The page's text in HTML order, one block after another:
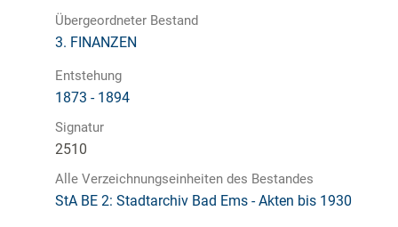
Übergeordneter Bestand
3. FINANZEN
Entstehung
1873 - 1894
Signatur
2510
Alle Verzeichnungseinheiten des Bestandes
StA BE 2: Stadtarchiv Bad Ems - Akten bis 1930